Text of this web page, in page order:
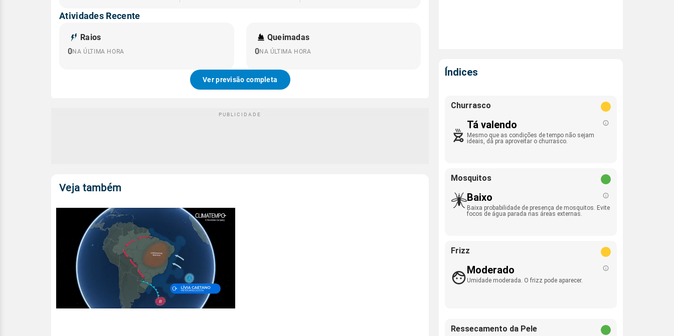
Atividades Recente
Raios
0NA ÚLTIMA HORA
Queimadas
0NA ÚLTIMA HORA
Ver previsão completa
Veja também
Índices
Churrasco
Tá valendo
Mesmo que as condições de tempo não sejam
ideais, dá pra aproveitar o churrasco.
Mosquitos
Baixo
Baixa probabilidade de presença de mosquitos. Evite
focos de água parada nas áreas externas.
Frizz
Moderado
Umidade moderada. O frizz pode aparecer.
Ressecamento da Pele